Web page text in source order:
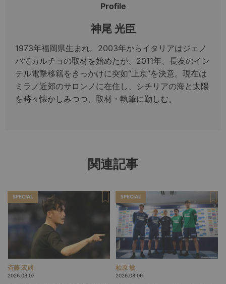
Profile
神尾 光臣
1973年福岡県生まれ。2003年からイタリアはジェノ
バでカルチョの取材を始めたが、2011年、長友のイン
テル電撃移籍をきっかけに突如“上京”を決意。現在は
ミラノ近郊のサロンノに在住し、シチリアの海と太陽
を時々懐かしみつつ、取材・執筆に勤しむ。
関連記事
SPECIAL
斉藤 宏則
2026.08.07
SPECIAL
柏原 敏
2026.08.06